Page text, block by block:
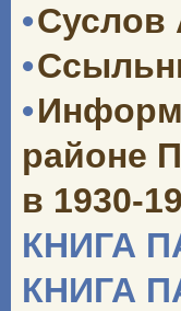
•Суслов
•
•
районе
в 1930-
КНИГА
КНИГА